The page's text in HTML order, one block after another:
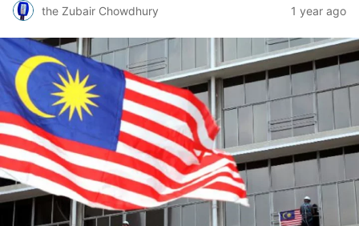
the Zubair Chowdhury 1 year ago